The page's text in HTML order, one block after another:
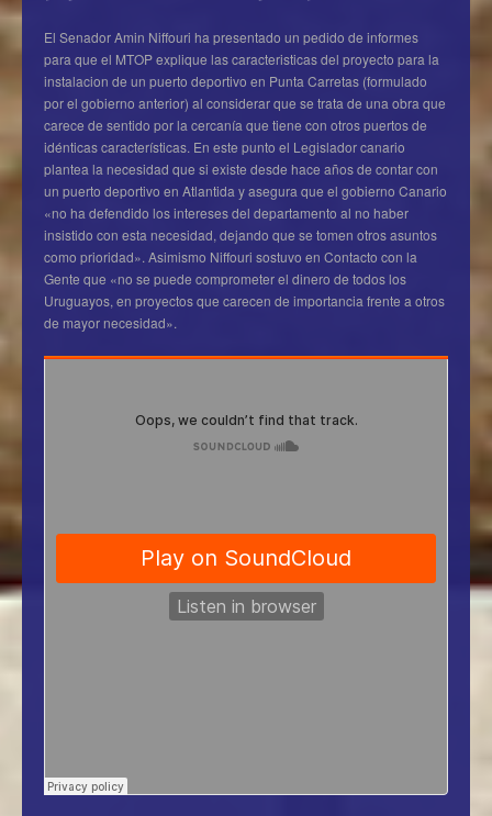
El Senador Amin Niffouri ha presentado un pedido de informes
para que el MTOP explique las caracteristicas del proyecto para la
instalacion de un puerto deportivo en Punta Carretas (formulado
por el gobierno anterior) al considerar que se trata de una obra que
carece de sentido por la cercanía que tiene con otros puertos de
idénticas características. En este punto el Legislador canario
plantea la necesidad que si existe desde hace años de contar con
un puerto deportivo en Atlantida y asegura que el gobierno Canario
«no ha defendido los intereses del departamento al no haber
insistido con esta necesidad, dejando que se tomen otros asuntos
como prioridad». Asimismo Niffouri sostuvo en Contacto con la
Gente que «no se puede comprometer el dinero de todos los
Uruguayos, en proyectos que carecen de importancia frente a otros
de mayor necesidad».